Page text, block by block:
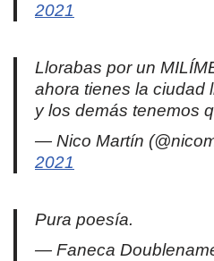
2021
Llorabas por un
ahora tienes la ciudad
y los demás tenemos
— Nico Martín
2021
Pura poesía.
— Faneca